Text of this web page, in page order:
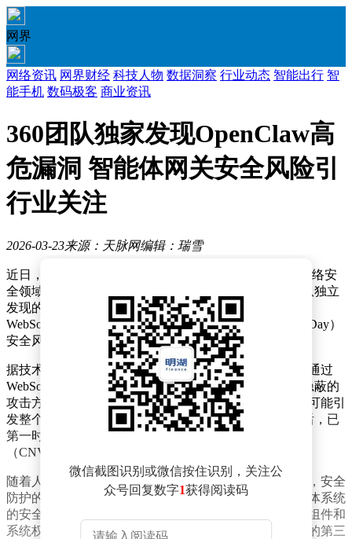
网界
网络资讯 网界财经 科技人物 数据洞察 行业动态 智能出行 智
能手机 数码极客 商业资讯
360团队独家发现OpenClaw高
危漏洞 智能体网关安全风险引
行业关注
2026-03-23来源：天脉网编辑：瑞雪
近日，一封来自OpenClaw创始人Peter的官方邮件引发网络安
全领域关注。邮件中，Peter正式确认了由360安全云团队独立
发现的OpenClaw Gateway存在高危漏洞。该漏洞涉及
WebSocket协议的无认证升级机制，属于典型的零日（0Day）
安全风险。
据技术分析，攻击者可利用此漏洞绕过系统权限验证，通过
WebSocket通道直接获取智能体网关的控制权限。这种隐蔽的
攻击方式不仅可能导致目标系统资源被恶意消耗，甚至可能引
发整个服务架构的全面瘫痪。360安全团队在发现漏洞后，已
第一时间将详细信息上报至国家信息安全漏洞共享平台
（CNVD），为行业防范风险争取了宝贵时间。
随着人工智能技术从基础对话功能向复杂执行系统演进，安全
防护的边界正在发生根本性变化。专家指出，当前智能体系统
的安全威胁已从模型算法层快速蔓延至接口调用、技能组件和
系统权限等核心链路。公网暴露的服务接口、缺乏审核的第三
微信截图识别或微信按住识别，关注公
众号回复数字1获得阅读码